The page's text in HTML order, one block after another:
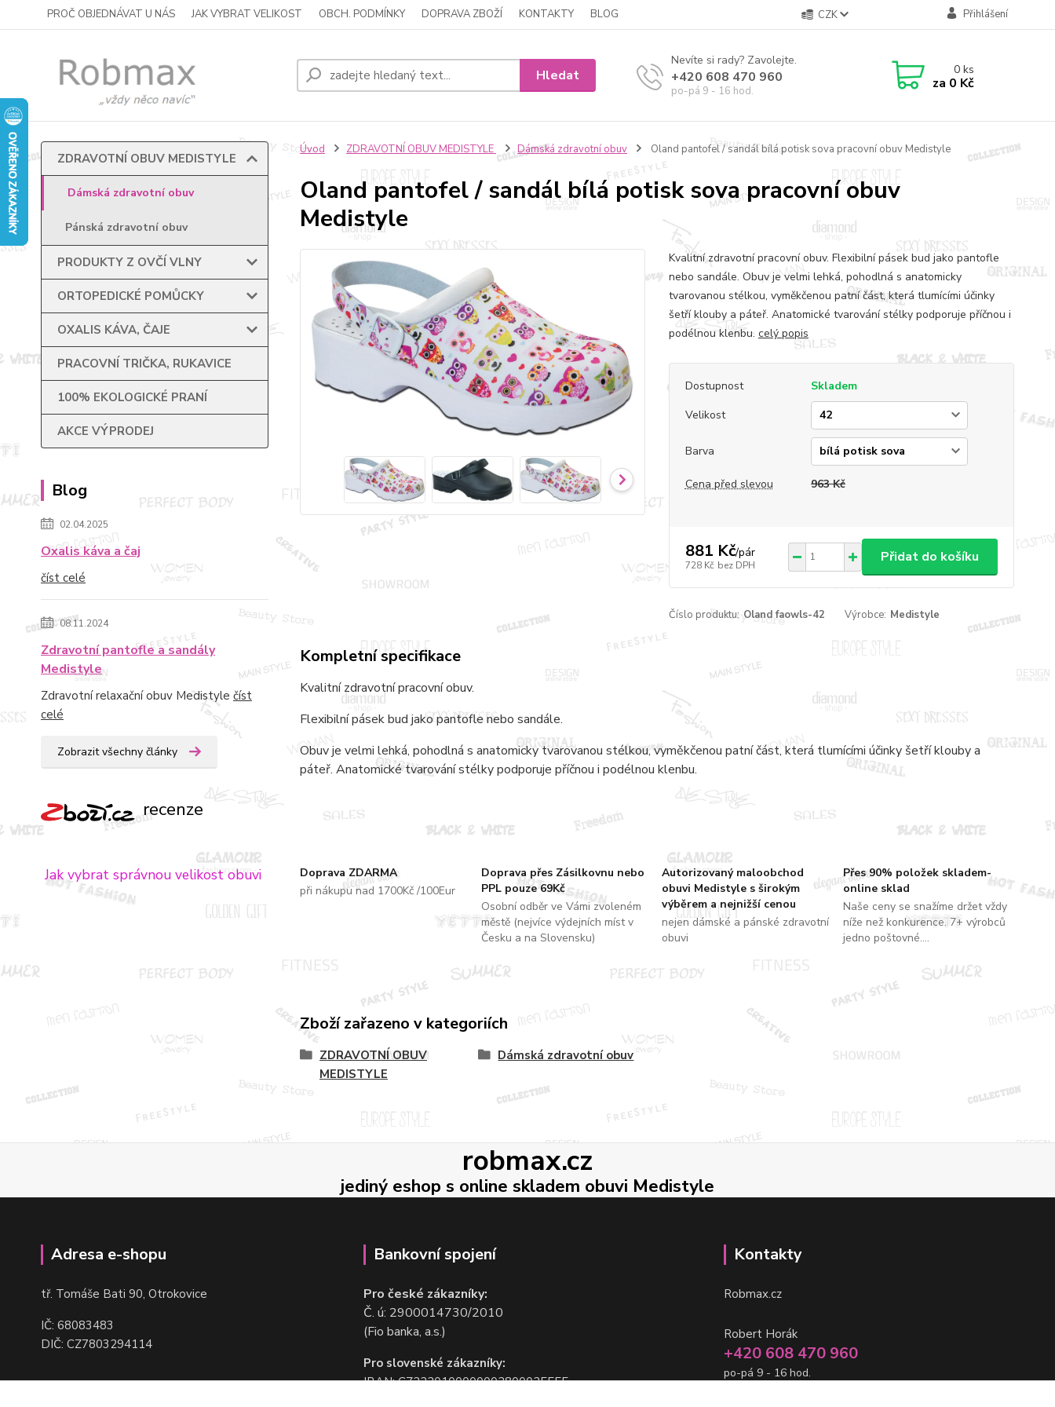
PROČ OBJEDNÁVAT U NÁS JAK VYBRAT VELIKOST OBCH. PODMÍNKY DOPRAVA ZBOŽÍ KONTAKTY BLOG CZK Přihlášení
Hledat
Nevíte si rady? Zavolejte.
+420 608 470 960
po-pá 9 - 16 hod.
0ks
za 0 Kč
ZDRAVOTNÍ OBUV MEDISTYLE
Dámská zdravotní obuv
Pánská zdravotní obuv
PRODUKTY Z OVČÍ VLNY
ORTOPEDICKÉ POMŮCKY
OXALIS KÁVA, ČAJE
PRACOVNÍ TRIČKA, RUKAVICE
100% EKOLOGICKÉ PRANÍ
AKCE VÝPRODEJ
Blog
02.04.2025
Oxalis káva a čaj
číst celé
08.11.2024
Zdravotní pantofle a sandály
Medistyle
Zdravotní relaxační obuv Medistyle číst
celé
Zobrazit všechny články
recenze
Jak vybrat správnou velikost obuvi
Úvod ZDRAVOTNÍ OBUV MEDISTYLE Dámská zdravotní obuv Oland pantofel / sandál bílá potisk sova pracovní obuv Medistyle
Oland pantofel / sandál bílá potisk sova pracovní obuv
Medistyle
Kvalitní zdravotní pracovní obuv. Flexibilní pásek bud jako pantofle
nebo sandále. Obuv je velmi lehká, pohodlná s anatomicky
tvarovanou stélkou, vyměkčenou patní část, která tlumícími účinky
šetří klouby a páteř. Anatomické tvarování stélky podporuje příčnou i
podélnou klenbu. celý popis
Dostupnost
Skladem
Velikost
Barva
Cena před slevou 963 Kč
881 Kč/pár
728 Kč bez DPH
Přidat do košíku
Číslo produktu: Oland faowls-42 Výrobce: Medistyle
Doprava ZDARMA
při nákupu nad 1700Kč /100Eur
Doprava přes Zásilkovnu nebo
PPL pouze 69Kč
Osobní odběr ve Vámi zvoleném
městě (nejvíce výdejních míst v
Česku a na Slovensku)
Autorizovaný maloobchod
obuvi Medistyle s širokým
výběrem a nejnižší cenou
nejen dámské a pánské zdravotní
obuvi
Přes 90% položek skladem-
online sklad
Naše ceny se snažíme držet vždy
níže než konkurence. 7+ výrobců
jedno poštovné....
Kompletní specifikace
Kvalitní zdravotní pracovní obuv.
Flexibilní pásek bud jako pantofle nebo sandále.
Obuv je velmi lehká, pohodlná s anatomicky tvarovanou stélkou, vyměkčenou patní část, která tlumícími účinky šetří klouby a
páteř. Anatomické tvarování stélky podporuje příčnou i podélnou klenbu.
Zboží zařazeno v kategoriích
ZDRAVOTNÍ OBUV
MEDISTYLE
Dámská zdravotní obuv
robmax.cz
jediný eshop s online skladem obuvi Medistyle
Adresa e-shopu
tř. Tomáše Bati 90, Otrokovice
IČ: 68083483
DIČ: CZ7803294114
Bankovní spojení
Pro české zákazníky:
Č. ú: 2900014730/2010
(Fio banka, a.s.)
Pro slovenské zákazníky:
IBAN: CZ2220100000002800025555
Kontakty
Robmax.cz
Robert Horák
+420 608 470 960
po-pá 9 - 16 hod.